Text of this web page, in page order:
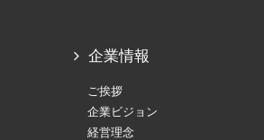
企業情報
ご挨拶
企業ビジョン
経営理念